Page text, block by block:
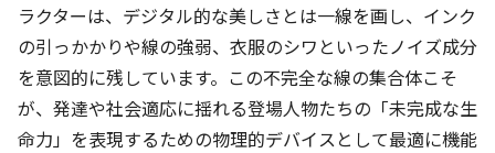
ラクターは、デジタル的な美しさとは一線を画し、インク
の引っかかりや線の強弱、衣服のシワといったノイズ成分
を意図的に残しています。この不完全な線の集合体こそ
が、発達や社会適応に揺れる登場人物たちの「未完成な生
命力」を表現するための物理的デバイスとして最適に機能